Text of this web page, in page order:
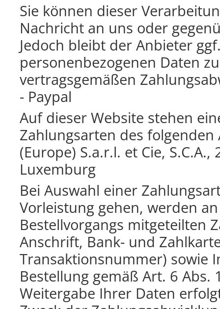
Sie können dieser
Nachricht an uns oder
Jedoch bleibt der Anbieter
personenbezogenen Daten
vertragsgemäßen
- Paypal
Auf dieser Website stehen
Zahlungsarten des
(Europe) S.a.r.l. et Cie,
Luxemburg
Bei Auswahl einer
Vorleistung gehen, werden
Bestellvorgangs mitgeteilten
Anschrift, Bank- und
Transaktionsnummer) sowie
Bestellung gemäß Art. 6 Abs.
Weitergabe Ihrer Daten